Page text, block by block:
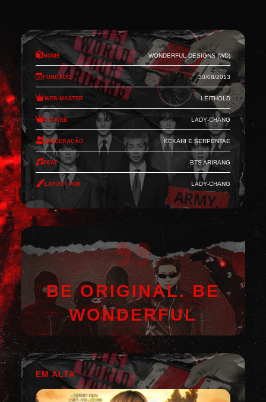
Nome Wonderful Designs (WD)
Fundado 30/08/2013
Web-Master Leithold
Co-Web Lady-Chang
Moderação Kekahi e Serpentae
Feat BTS Arirang
Layout por Lady-Chang
BE ORIGINAL. BE
WONDERFUL
EM ALTA